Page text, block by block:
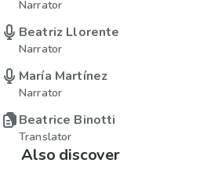
Narrator
Beatriz Llorente
Narrator
María Martínez
Narrator
Beatrice Binotti
Translator
Also discover